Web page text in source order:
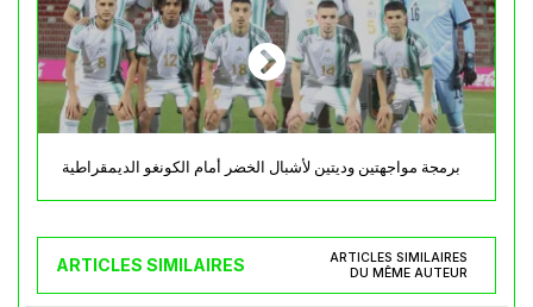
برمجة مواجهتين وديتين لأشبال الخضر أمام الكونغو الديمقراطية
ARTICLES SIMILAIRES
ARTICLES SIMILAIRES
DU MÊME AUTEUR